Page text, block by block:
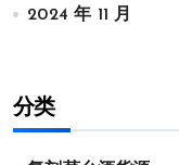
2024 年 11 月
分类